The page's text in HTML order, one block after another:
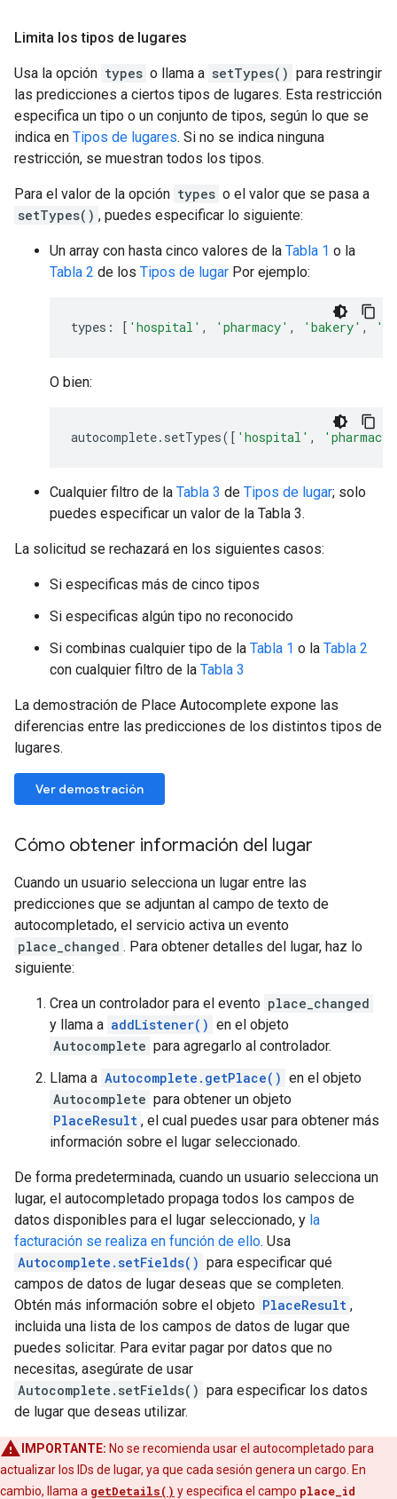
Limita los tipos de lugares
Usa la opción types o llama a setTypes() para restringir
las predicciones a ciertos tipos de lugares. Esta restricción
especifica un tipo o un conjunto de tipos, según lo que se
indica en Tipos de lugares. Si no se indica ninguna
restricción, se muestran todos los tipos.
Para el valor de la opción types o el valor que se pasa a
setTypes() , puedes especificar lo siguiente:
Un array con hasta cinco valores de la Tabla 1 o la
Tabla 2 de los Tipos de lugar Por ejemplo:
types : [ 'hospital' , 'pharmacy' , 'bakery' ,
O bien:
autocomplete. setTypes([ 'hospital' , 'pharmacy'
Cualquier filtro de la Tabla 3 de Tipos de lugar; solo
puedes especificar un valor de la Tabla 3.
La solicitud se rechazará en los siguientes casos:
Si especificas más de cinco tipos
Si especificas algún tipo no reconocido
Si combinas cualquier tipo de la Tabla 1 o la Tabla 2
con cualquier filtro de la Tabla 3
La demostración de Place Autocomplete expone las
diferencias entre las predicciones de los distintos tipos de
lugares.
Ver demostración
Cómo obtener información del lugar
Cuando un usuario selecciona un lugar entre las
predicciones que se adjuntan al campo de texto de
autocompletado, el servicio activa un evento
place_changed . Para obtener detalles del lugar, haz lo
siguiente:
Crea un controlador para el evento place_changed
y llama a addListener() en el objeto
Autocomplete para agregarlo al controlador.
Llama a Autocomplete.getPlace() en el objeto
Autocomplete para obtener un objeto
PlaceResult , el cual puedes usar para obtener más
información sobre el lugar seleccionado.
De forma predeterminada, cuando un usuario selecciona un
lugar, el autocompletado propaga todos los campos de
datos disponibles para el lugar seleccionado, y la
facturación se realiza en función de ello. Usa
Autocomplete.setFields() para especificar qué
campos de datos de lugar deseas que se completen.
Obtén más información sobre el objeto PlaceResult ,
incluida una lista de los campos de datos de lugar que
puedes solicitar. Para evitar pagar por datos que no
necesitas, asegúrate de usar
Autocomplete.setFields() para especificar los datos
de lugar que deseas utilizar.
IMPORTANTE: No se recomienda usar el autocompletado para
actualizar los IDs de lugar, ya que cada sesión genera un cargo. En
cambio, llama a getDetails() y especifica el campo place_id